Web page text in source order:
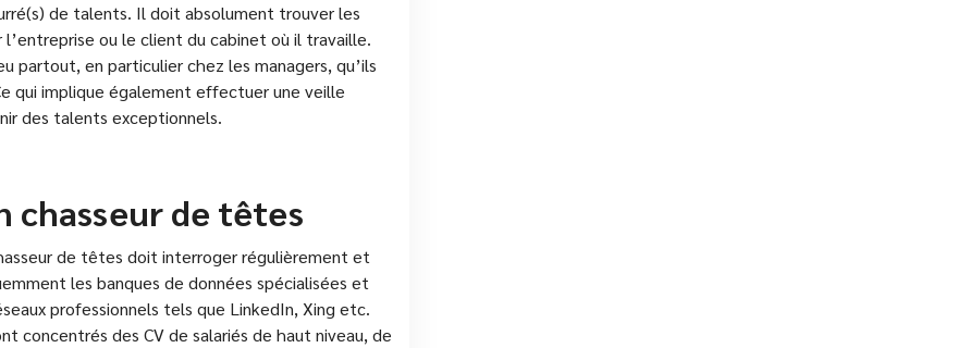
de talents. Il doit absolument trouver les
ou le client du cabinet où il travaille.
partout, en particulier chez les managers, qu’ils
qui implique également effectuer une veille
des talents exceptionnels.
chasseur de têtes
de têtes doit interroger régulièrement et
les banques de données spécialisées et
professionnels tels que LinkedIn, Xing etc.
concentrés des CV de salariés de haut niveau, de